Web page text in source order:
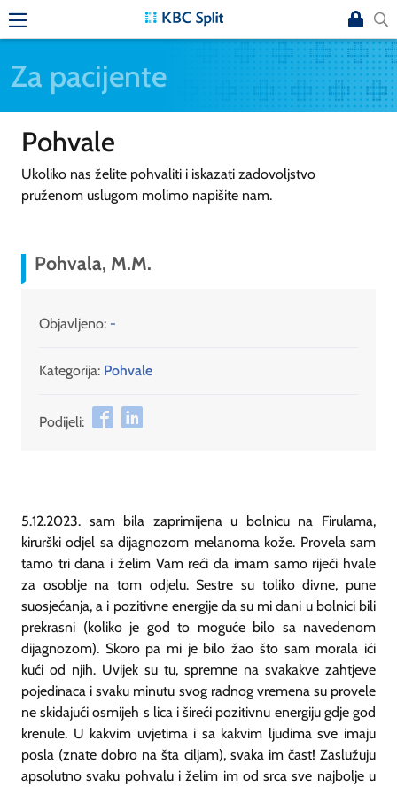
Za pacijente
Pohvale
Ukoliko nas želite pohvaliti i iskazati zadovoljstvo
pruženom uslugom molimo napišite nam.
Pohvala, M.M.
Objavljeno: -
Kategorija: Pohvale
Podijeli:
5.12.2023. sam bila zaprimijena u bolnicu na Firulama,
kirurški odjel sa dijagnozom melanoma kože. Provela sam
tamo tri dana i želim Vam reći da imam samo riječi hvale
za osoblje na tom odjelu. Sestre su toliko divne, pune
suosjećanja, a i pozitivne energije da su mi dani u bolnici bili
prekrasni (koliko je god to moguće bilo sa navedenom
dijagnozom). Skoro pa mi je bilo žao što sam morala ići
kući od njih. Uvijek su tu, spremne na svakakve zahtjeve
pojedinaca i svaku minutu svog radnog vremena su provele
ne skidajući osmijeh s lica i šireći pozitivnu energiju gdje god
krenule. U kakvim uvjetima i sa kakvim ljudima sve imaju
posla (znate dobro na šta ciljam), svaka im čast! Zaslužuju
apsolutno svaku pohvalu i želim im od srca sve najbolje u